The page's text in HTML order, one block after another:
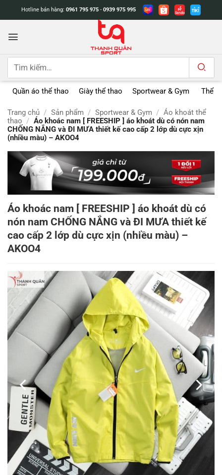
dung
Hotline bán hàng: 0961 795 975 - 0939 975 995
Tìm
Quần áo thể thao Giày thể thao Sportwear & Gym Thể
Trang chủ / Sản phẩm / Sportwear & Gym / Áo khoát thể
thao / Áo khoác nam [ FREESHIP ] áo khoát dù có nón nam
CHỐNG NẮNG và ĐI MƯA thiết kế cao cấp 2 lớp dù cực xịn
(nhiều màu) – AKOO4
Áo khoác nam [ FREESHIP ] áo khoát dù có
nón nam CHỐNG NẮNG và ĐI MƯA thiết kế
cao cấp 2 lớp dù cực xịn (nhiều màu) –
AKOO4